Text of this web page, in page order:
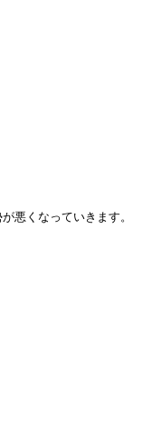
悪くなっていき ます。